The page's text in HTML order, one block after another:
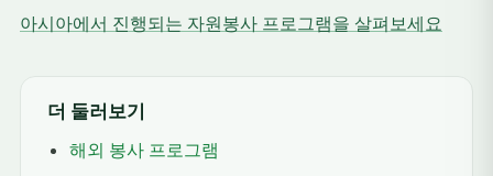
아시아에서 진행되는 자원봉사 프로그램을 살펴보세요
더 둘러보기
해외 봉사 프로그램